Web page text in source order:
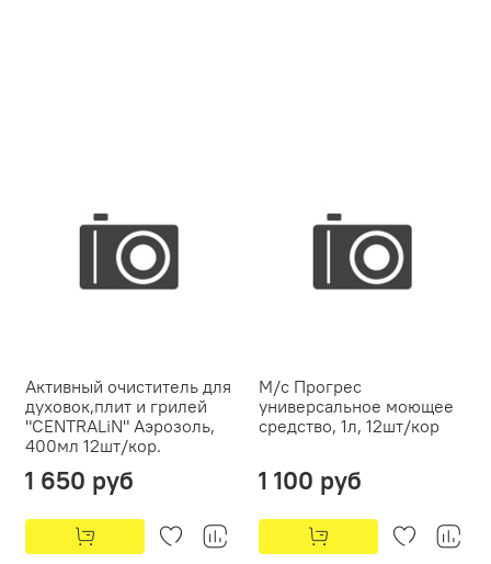
Активный очиститель для
духовок,плит и грилей
"CENTRALiN" Аэрозоль,
400мл 12шт/кор.
1 650 руб
М/с Прогрес
универсальное моющее
средство, 1л, 12шт/кор
1 100 руб